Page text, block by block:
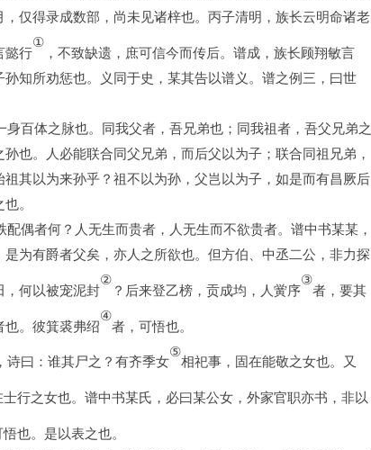
仅得录成数部，尚未见诸梓也。丙子清明，族长云明命诸老
懿行
①
，不致缺遗，庶可信今而传后。谱成，族长顾翔敏言
知所劝惩也。义同于史，某其告以谱义。谱之例三，曰世
百体之脉也。同我父者，吾兄弟也；同我祖者，吾父兄弟之
也。人必能联合同父兄弟，而后父以为子；联合同祖兄弟，
其以为来孙乎？祖不以为孙，父岂以为子，如是而有昌厥后
。
偶者何？人无生而贵者，人无生而不欲贵者。谱中书某某，
为有爵者父矣，亦人之所欲也。但方伯、中丞二公，非力探
，何以被宠泥封
②
？后来登乙榜，贡成均，人黉序
③
者，要其
也。彼箕裘弗绍
④
者，可悟也。
诗曰： 谁其尸之？有齐季女
⑤
相祀事，固在能敬之女也。又
士行之女也。谱中书某氏，必曰某公女，外家官职亦书，非以
也。是以表之也。